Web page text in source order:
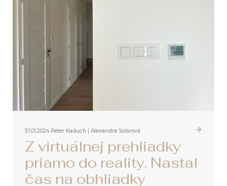
31.01.2024 Peter Kaduch | Alexandra Solárová
Z virtuálnej prehliadky
priamo do reality. Nastal
čas na obhliadky